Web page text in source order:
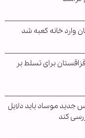
وارد خانه کعبه شد
قزاقستان برای تسلط بر
جدید موساد باید دلایل
کند